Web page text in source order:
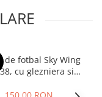
de fotbal Sky Wing
cu glezniera si
sau sintetic